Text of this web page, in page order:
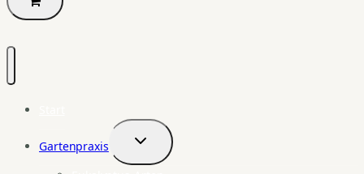
Gartenpraxis
Untermenü
umschalten